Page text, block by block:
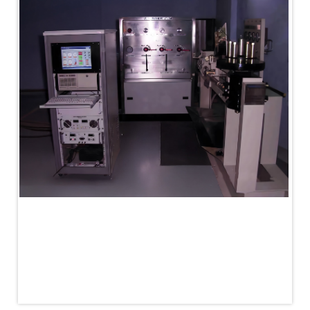
CCB Burn Test Rig
Rain Water Test Rig
Gas Distribution System
Halon Reclaimation And Refiling Facility
Hydraulic Refilling Trolley
Manual Loading Rig
Helium Charging Station
Test Rig For Hydraulic Fluid
Practice Head Torpedo
Cng Regulator Test Bench
Nitrogen Gas Boosting Station
Ku 7 Leak Tester
Gas Purging System
Liquid Oxygen Dispenser 800 Ltr Along With